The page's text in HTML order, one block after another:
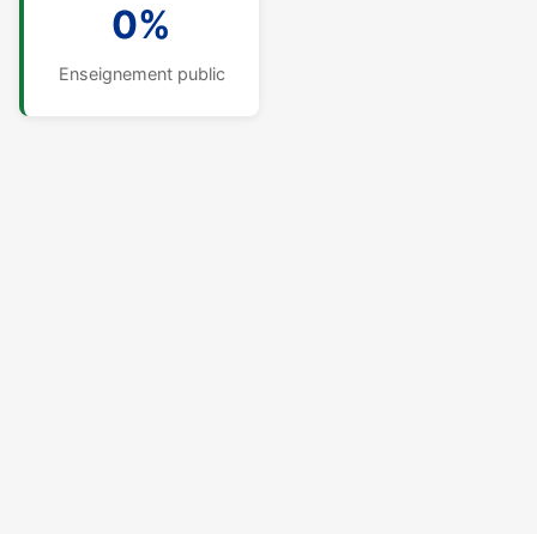
0%
Enseignement public